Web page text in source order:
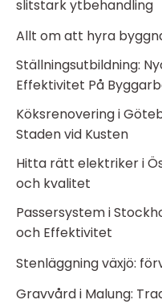
slitstark ytbehandling
Allt om att hyra
Ställningsutbildning:
Effektivitet På
Köksrenovering i
Staden vid Kusten
Hitta rätt elektriker i
och kvalitet
Passersystem i
och Effektivitet
Stenläggning växjö:
Gravvård i Malung: